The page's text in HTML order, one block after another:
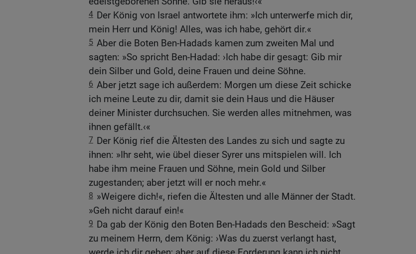
4 Der König von Israel antwortete ihm: »Ich unterwerfe mich dir,
mein Herr und König! Alles, was ich habe, gehört dir.«
5 Aber die Boten Ben-Hadads kamen zum zweiten Mal und
sagten: »So spricht Ben-Hadad: ›Ich habe dir gesagt: Gib mir
dein Silber und Gold, deine Frauen und deine Söhne.
6 Aber jetzt sage ich außerdem: Morgen um diese Zeit schicke
ich meine Leute zu dir, damit sie dein Haus und die Häuser
deiner Minister durchsuchen. Sie werden alles mitnehmen, was
ihnen gefällt.‹«
7 Der König rief die Ältesten des Landes zu sich und sagte zu
ihnen: »Ihr seht, wie übel dieser Syrer uns mitspielen will. Ich
habe ihm meine Frauen und Söhne, mein Gold und Silber
zugestanden; aber jetzt will er noch mehr.«
8 »Weigere dich!«, riefen die Ältesten und alle Männer der Stadt.
»Geh nicht darauf ein!«
9 Da gab der König den Boten Ben-Hadads den Bescheid: »Sagt
zu meinem Herrn, dem König: ›Was du zuerst verlangt hast,